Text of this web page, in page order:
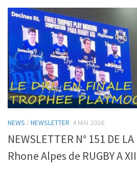
NEWS /NEWSLETTER 4 MAI 2026
NEWSLETTER N° 151 DE
Rhone Alpes de RUGBY A